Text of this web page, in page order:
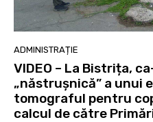
ADMINISTRAȚIE
VIDEO – La Bistrița,
„năstrușnică” a unui
tomograful pentru
calcul de către